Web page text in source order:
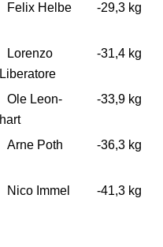
Felix Helbe -29,3 kg
Lorenzo
Libera­tore
-31,4 kg
Ole Leon­
hart
-33,9 kg
Arne Poth -36,3 kg
Nico Immel -41,3 kg